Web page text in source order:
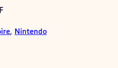
, Nintendo